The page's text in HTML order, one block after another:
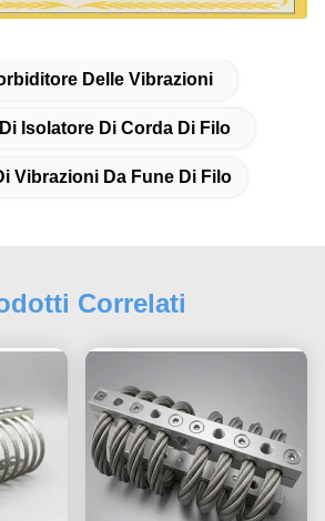
Delle Vibrazioni
Isolatore Di Corda Di Filo
Vibrazioni Da Fune Di Filo
Correlati